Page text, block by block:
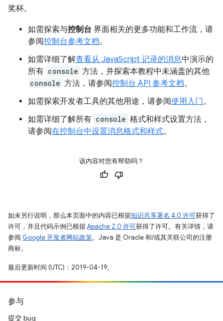
奖杯。
如需探索与控制台 界面相关的更多功能和工作流，请
参阅控制台参考文档。
如需详细了解查看从 JavaScript 记录的消息中演示的
所有 console 方法，并探索本教程中未涵盖的其他
console 方法，请参阅控制台 API 参考文档。
如需探索开发者工具的其他用途，请参阅使用入门。
如需详细了解所有 console 格式和样式设置方法，
请参阅在控制台中设置消息格式和样式。
该内容对您有帮助吗？
如未另行说明，那么本页面中的内容已根据知识共享署名 4.0 许可获得了
许可，并且代码示例已根据Apache 2.0 许可获得了许可。有关详情，请
参阅 Google 开发者网站政策。Java 是 Oracle 和/或其关联公司的注册
商标。
最后更新时间 (UTC)：2019-04-19。
参与
提交 bug